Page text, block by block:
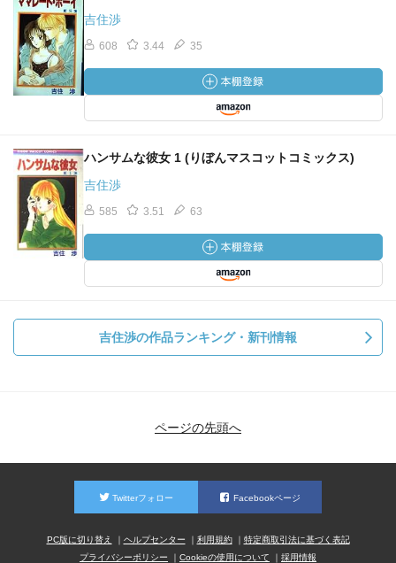
吉住渉
608 3.44 35
ハンサムな彼女 1 (りぼんマスコットコミックス)
吉住渉
585 3.51 63
吉住渉の作品ランキング・新刊情報
ページの先頭へ
Twitterフォロー Facebookページ
PC版に切り替え ヘルプセンター 利用規約
特定商取引法に基づく表記
プライバシーポリシー
Cookieの使用について 採用情報